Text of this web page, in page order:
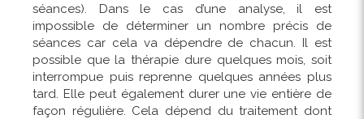
séances). Dans le cas d’une analyse, il est
impossible de déterminer un nombre précis de
séances car cela va dépendre de chacun. Il est
possible que la thérapie dure quelques mois, soit
interrompue puis reprenne quelques années plus
tard. Elle peut également durer une vie entière de
façon régulière. Cela dépend du traitement dont